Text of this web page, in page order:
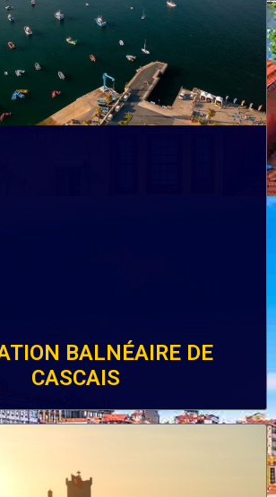
BALNÉAIRE DE
CASCAIS